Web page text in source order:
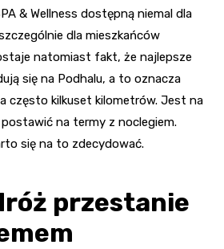
& Wellness dostępną niemal dla
dla mieszkańców
natomiast fakt, że najlepsze
się na Podhalu, a to oznacza
często kilkuset kilometrów. Jest na
na termy z noclegiem.
się na to zdecydować.
przestanie